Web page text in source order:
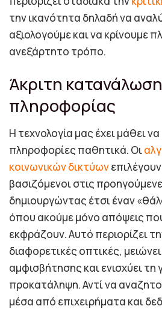
την ικανότητα δηλαδή να
αξιολογούμε και να κρίνουμε
ανεξάρτητο τρόπο.
Άκριτη κατανάλωση
πληροφορίας
Η τεχνολογία μας έχει μάθει
πληροφορίες παθητικά. Οι
κοινωνικών δικτύων
βασιζόμενοι στις
δημιουργώντας έτσι έναν
όπου ακούμε μόνο απόψεις
εκφράζουν. Αυτό περιορίζει
διαφορετικές οπτικές,
αμφισβήτησης και ενισχύει τη
προκατάληψη. Αντί να
μέσα από επιχειρήματα και